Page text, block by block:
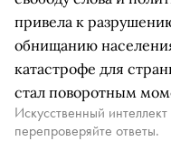
привела к
обнищанию
катастрофе для
стал поворотным
Искусственный
перепроверяйте ответы.